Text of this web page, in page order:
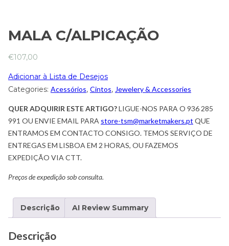
MALA C/ALPICAÇÃO
€107,00
Adicionar à Lista de Desejos
Categories: Acessórios, Cintos, Jewelery & Accessories
QUER ADQUIRIR ESTE ARTIGO?LIGUE-NOS PARA O 936 285
991 OU ENVIE EMAIL PARA store-tsm@marketmakers.pt QUE
ENTRAMOS EM CONTACTO CONSIGO. TEMOS SERVIÇO DE
ENTREGAS EM LISBOA EM 2 HORAS, OU FAZEMOS
EXPEDIÇÃO VIA CTT.
Preços de expedição sob consulta.
Descrição AI Review Summary
Descrição